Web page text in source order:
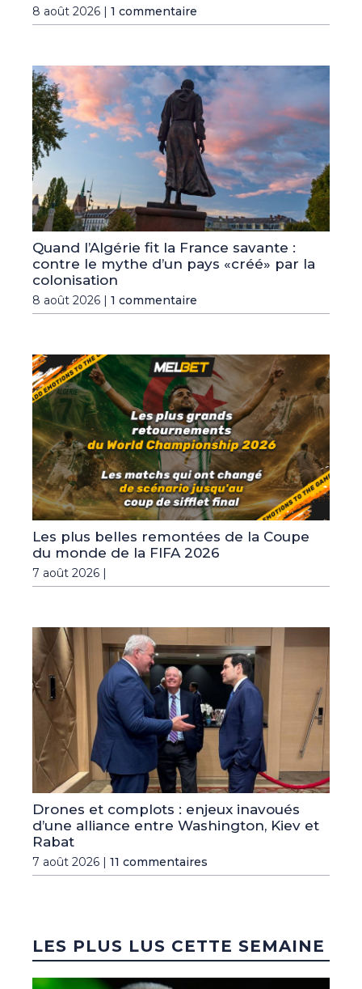
8 août 2026 | 1 commentaire
Quand l’Algérie fit la France savante :
contre le mythe d’un pays «créé» par la
colonisation
8 août 2026 | 1 commentaire
Les plus belles remontées de la Coupe
du monde de la FIFA 2026
7 août 2026 |
Drones et complots : enjeux inavoués
d’une alliance entre Washington, Kiev et
Rabat
7 août 2026 | 11 commentaires
LES PLUS LUS CETTE SEMAINE